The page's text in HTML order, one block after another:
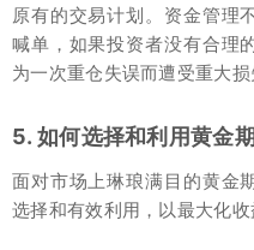
原有的交易计划。资金管理
喊单，如果投资者没有合理
为一次重仓失误而遭受重大损
5. 如何选择和利用黄金
面对市场上琳琅满目的黄金
选择和有效利用，以最大化